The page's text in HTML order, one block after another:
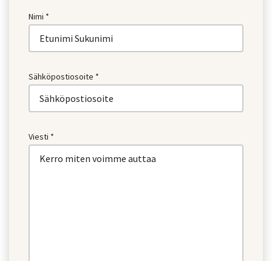
Nimi *
Sähköpostiosoite *
Viesti *